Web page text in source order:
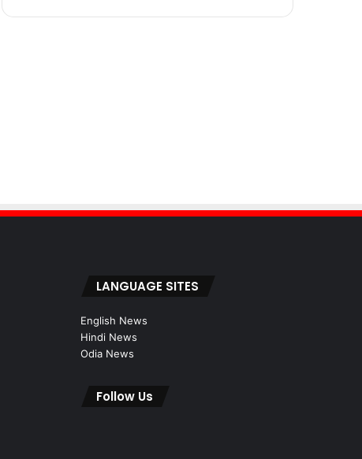
LANGUAGE SITES
English News
Hindi News
Odia News
Follow Us